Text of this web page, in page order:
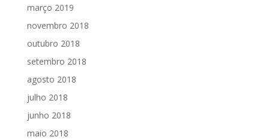
março 2019
novembro 2018
outubro 2018
setembro 2018
agosto 2018
julho 2018
junho 2018
maio 2018